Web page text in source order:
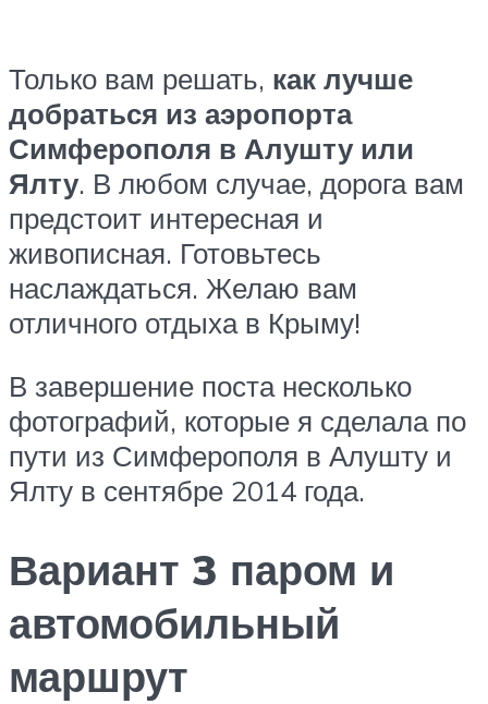
Только вам решать, как лучше
добраться из аэропорта
Симферополя в Алушту или
Ялту. В любом случае, дорога вам
предстоит интересная и
живописная. Готовьтесь
наслаждаться. Желаю вам
отличного отдыха в Крыму!
В завершение поста несколько
фотографий, которые я сделала по
пути из Симферополя в Алушту и
Ялту в сентябре 2014 года.
Вариант 3 паром и
автомобильный
маршрут